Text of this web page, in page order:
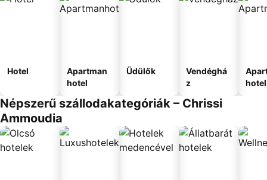
Hotel
Apartman
hotel
Üdülők
Vendéghá
z
hotel
Népszerű szállodakategóriák – Chrissi
Ammoudia